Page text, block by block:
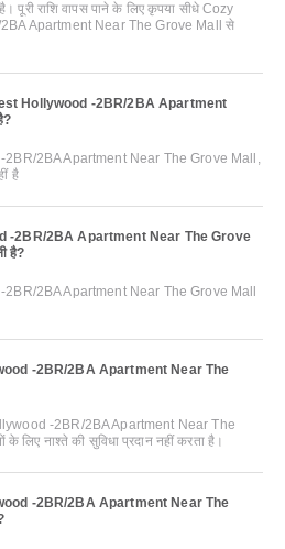
पूरी राशि वापस पाने के लिए कृपया सीधे Cozy
Apartment Near The Grove Mall से
Hollywood -2BR/2BA Apartment
2BA Apartment Near The Grove Mall,
है
-2BR/2BA Apartment Near The Grove
है?
2BA Apartment Near The Grove Mall
-2BR/2BA Apartment Near The
-2BR/2BA Apartment Near The
लिए नाश्ते की सुविधा प्रदान नहीं करता है।
-2BR/2BA Apartment Near The